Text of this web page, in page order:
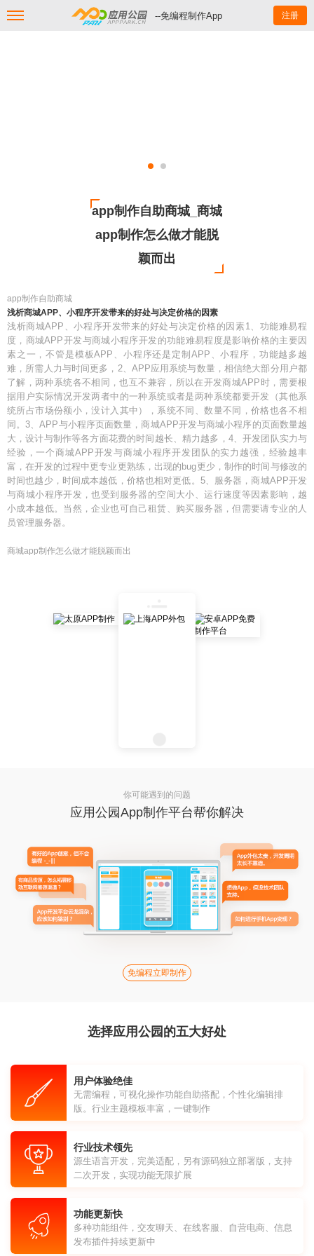
--免编程制作App 注册
app制作自助商城_商城
app制作怎么做才能脱
颖而出
app制作自助商城
浅析商城APP、小程序开发带来的好处与决定价格的因素
浅析商城APP、小程序开发带来的好处与决定价格的因素1、功能难易程
度，商城APP开发与商城小程序开发的功能难易程度是影响价格的主要因
素之一，不管是模板APP、小程序还是定制APP、小程序，功能越多越
难，所需人力与时间更多，2、APP应用系统与数量，相信绝大部分用户都
了解，两种系统各不相同，也互不兼容，所以在开发商城APP时，需要根
据用户实际情况开发两者中的一种系统或者是两种系统都要开发（其他系
统所占市场份额小，没计入其中），系统不同、数量不同，价格也各不相
同。3、APP与小程序页面数量，商城APP开发与商城小程序的页面数量越
大，设计与制作等各方面花费的时间越长、精力越多，4、开发团队实力与
经验，一个商城APP开发与商城小程序开发团队的实力越强，经验越丰
富，在开发的过程中更专业更熟练，出现的bug更少，制作的时间与修改的
时间也越少，时间成本越低，价格也相对更低。5、服务器，商城APP开发
与商城小程序开发，也受到服务器的空间大小、运行速度等因素影响，越
小成本越低。当然，企业也可自己租赁、购买服务器，但需要请专业的人
员管理服务器。
商城app制作怎么做才能脱颖而出
你可能遇到的问题
应用公园App制作平台帮你解决
免编程立即制作
选择应用公园的五大好处
用户体验绝佳
无需编程，可视化操作功能自助搭配，个性化编辑排
版。行业主题模板丰富，一键制作
行业技术领先
源生语言开发，完美适配，另有源码独立部署版，支持
二次开发，实现功能无限扩展
功能更新快
多种功能组件，交友聊天、在线客服、自营电商、信息
发布插件持续更新中